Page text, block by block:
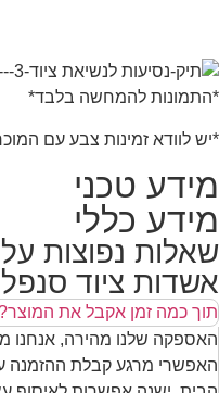
*התמונות להמחשה בלבד*
*יש לוודא זמינות צבע עם
מידע טכני
מידע כללי
שאלות נפוצות
אשדות ציוד
תוך כמה זמן אקבל את
האספקה שלנו מהירה,